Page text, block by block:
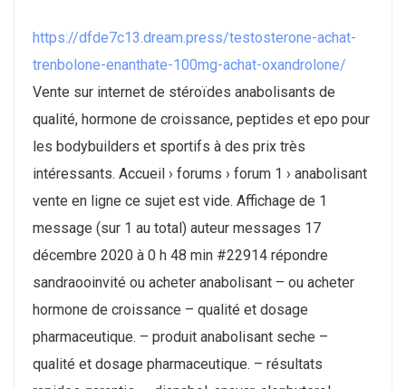
https://dfde7c13.dream.press/testosterone-achat-
trenbolone-enanthate-100mg-achat-oxandrolone/
Vente sur internet de stéroïdes anabolisants de
qualité, hormone de croissance, peptides et epo pour
les bodybuilders et sportifs à des prix très
intéressants. Accueil › forums › forum 1 › anabolisant
vente en ligne ce sujet est vide. Affichage de 1
message (sur 1 au total) auteur messages 17
décembre 2020 à 0 h 48 min #22914 répondre
sandraooinvité ou acheter anabolisant – ou acheter
hormone de croissance – qualité et dosage
pharmaceutique. – produit anabolisant seche –
qualité et dosage pharmaceutique. – résultats